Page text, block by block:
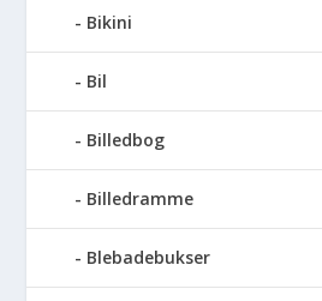
Bikini
Bil
Billedbog
Billedramme
Blebadebukser